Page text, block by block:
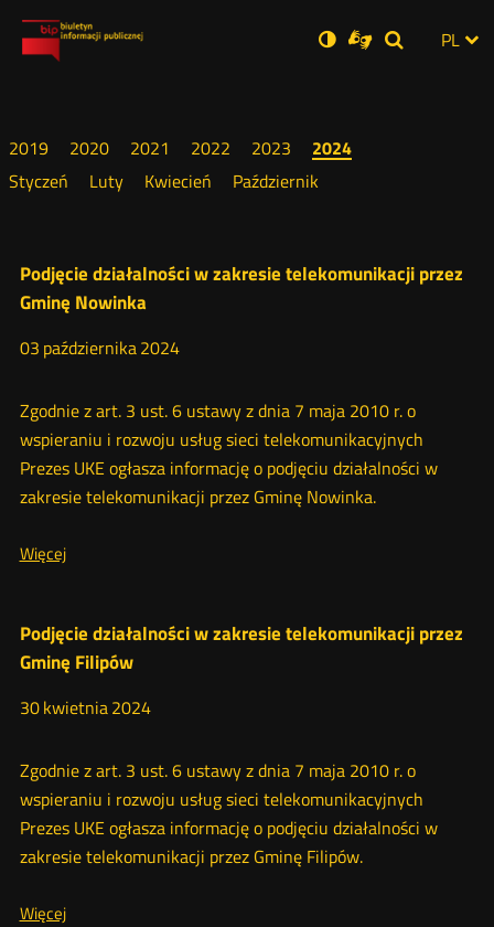
Ustawienia
Wersja
zwykła
Dla
niesłyszących
Otwórz Otwórz
Otwórz
Social PL
2019 2020 2021 2022 2023
2024
Styczeń
Luty Kwiecień Październik
Informacja
o
działalności
w
telekomunikacji
2024
Podjęcie działalności w zakresie telekomunikacji przez
Gminę Nowinka
03 października2024
Zgodnie z art. 3 ust. 6 ustawy z dnia 7 maja 2010 r. o
wspieraniu i rozwoju usług sieci telekomunikacyjnych
Prezes UKE ogłasza informację o podjęciu działalności w
zakresie telekomunikacji przez Gminę Nowinka.
WięcejO:
zakresie
telekomunikacji
przez
Nowinka
Podjęcie działalności w zakresie telekomunikacji przez
Gminę Filipów
30kwietnia2024
Zgodnie z art. 3 ust. 6 ustawy z dnia 7 maja 2010 r. o
wspieraniu i rozwoju usług sieci telekomunikacyjnych
Prezes UKE ogłasza informację o podjęciu działalności w
zakresie telekomunikacji przez Gminę Filipów.
WięcejO: